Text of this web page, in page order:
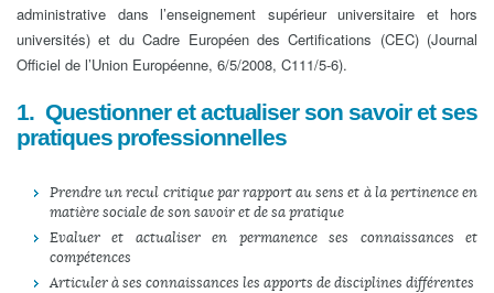
administrative dans l’enseignement supérieur universitaire et hors
universités) et du Cadre Européen des Certifications (CEC) (Journal
Officiel de l’Union Européenne, 6/5/2008, C111/5-6).
1. Questionner et actualiser son savoir et ses
pratiques professionnelles
Prendre un recul critique par rapport au sens et à la pertinence en
matière sociale de son savoir et de sa pratique
Evaluer et actualiser en permanence ses connaissances et
compétences
Articuler à ses connaissances les apports de disciplines différentes